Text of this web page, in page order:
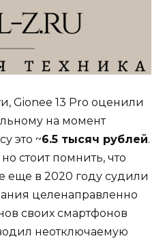
Gionee 13 Pro оценили
на момент
это ~6.5 тысяч рублей.
стоит помнить, что
еще в 2020 году судили
целенаправленно
своих смартфонов
неотключаемую